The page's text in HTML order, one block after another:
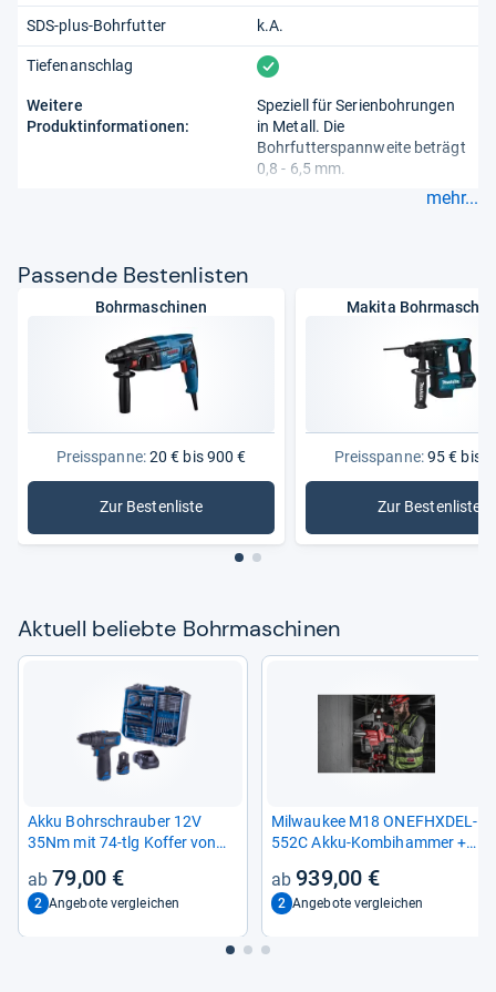
SDS-plus-Bohrfutter k.A.
Tiefenanschlag vorhanden
Weitere
Produktinformationen:
Speziell für Serienbohrungen
in Metall. Die
Bohrfutterspannweite beträgt
0,8 - 6,5 mm.
mehr...
Pas­sende Bes­ten­lis­ten
Bohrmaschinen
Preisspanne:20 € bis 900 €
Zur Bestenliste: Bohrmaschinen
Makita
Preisspanne:95 € bis
Zur Bestenliste
: Makita
Aktu­ell beliebte Bohr­ma­schi­nen
Akku Bohr­schrau­ber 12V
35Nm mit 74-​tlg Kof­fer von
79,00 €
2 Angebote vergleichen
Mil­wau­kee M18 ONEF­HX­DEL-​
552C Akku-​Kom­biham­mer +
mer) (230228)
939,00 €
2 Angebote vergleichen